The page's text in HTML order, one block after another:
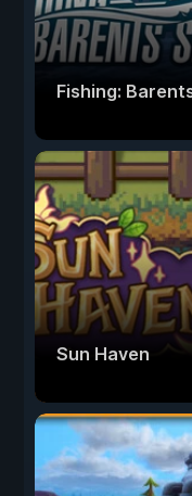
Fishing:
Sun Haven